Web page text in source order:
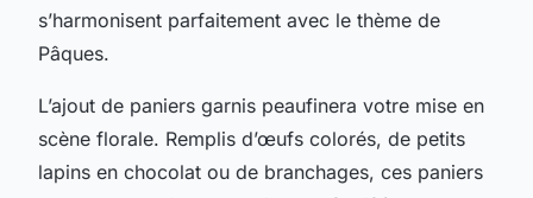
s’harmonisent parfaitement avec le thème de
Pâques.
L’ajout de paniers garnis peaufinera votre mise en
scène florale. Remplis d’œufs colorés, de petits
lapins en chocolat ou de branchages, ces paniers